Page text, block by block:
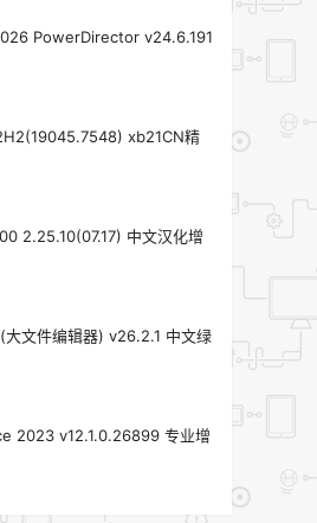
PowerDirector v24.6.191
xb21CN精
2.25.10(07.17) 中文汉化增
大文件编辑器) v26.2.1 中文绿
2023 v12.1.0.26899 专业增